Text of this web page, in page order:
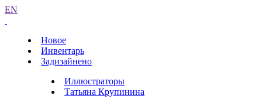
EN
Новое
Инвентарь
Задизайнено
Иллюстраторы
Татьяна Крупинина